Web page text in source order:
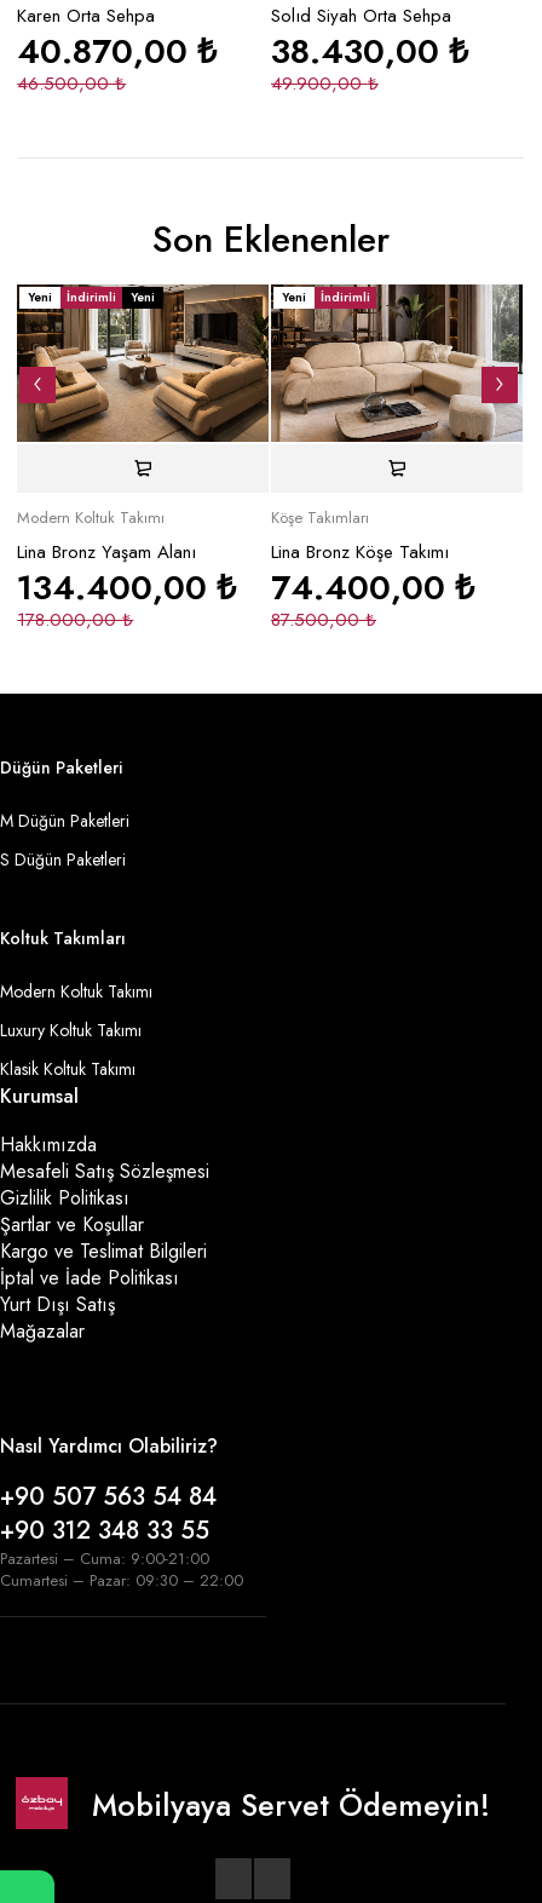
Karen Orta Sehpa
46.500,00₺
40.870,00₺
Solıd Siyah Orta Sehpa
49.900,00₺
38.430,00 ₺
Son Eklenenler
Yeni İndirimli Yeni
Modern Koltuk Takımı
Lina Bronz Yaşam Alanı
178.000,00₺
134.400,00₺
Yeni İndirimli
Köşe Takımları
Lina Bronz Köşe Takımı
87.500,00₺
74.400,00₺
Düğün Paketleri
M Düğün Paketleri
S Düğün Paketleri
Koltuk Takımları
Modern Koltuk Takımı
Luxury Koltuk Takımı
Klasik Koltuk Takımı
Kurumsal
Hakkımızda
Mesafeli Satış Sözleşmesi
Gizlilik Politikası
Şartlar ve Koşullar
Kargo ve Teslimat Bilgileri
İptal ve İade Politikası
Yurt Dışı Satış
Mağazalar
Nasıl Yardımcı Olabiliriz?
+90 507 563 54 84
+90 312 348 33 55
Pazartesi – Cuma: 9:00-21:00
Cumartesi – Pazar: 09:30 – 22:00
Mobilyaya Servet Ödemeyin!